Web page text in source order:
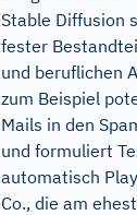
Stable Diffusion
fester
und beruflichen
zum Beispiel
Mails in den
und formuliert
automatisch
Co., die am